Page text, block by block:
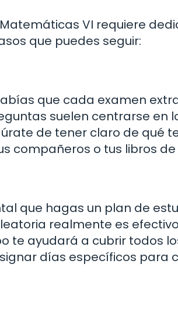
VI requiere
que puedes seguir:
que cada examen
suelen centrarse en
de tener claro de qué
compañeros o tus libros de
que hagas un plan de
realmente es
te ayudará a cubrir todos
días específicos para